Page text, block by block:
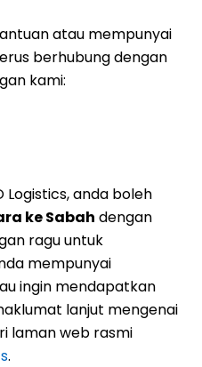
atau mempunyai
berhubung dengan
kami:
Logistics, anda boleh
ke Sabah dengan
ragu untuk
mempunyai
ingin mendapatkan
lanjut mengenai
laman web rasmi
.